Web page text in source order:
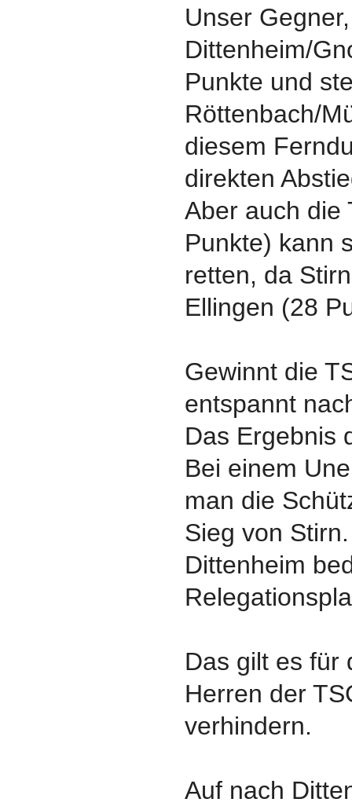
Unser Gegner,
Dittenheim/
Punkte und
Röttenbach/
diesem
direkten
Aber auch die
Punkte) kann
retten, da
Ellingen (28
Gewinnt die
entspannt
Das Ergebnis
Bei einem
man die
Sieg von
Dittenheim
Das gilt es für
Herren der
verhindern.
Auf nach